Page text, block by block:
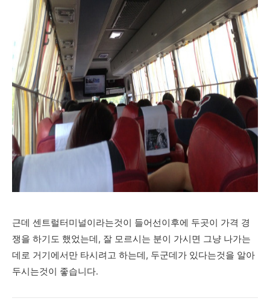
근데 센트럴터미널이라는것이 들어선이후에 두곳이 가격 경
쟁을 하기도 했었는데, 잘 모르시는 분이 가시면 그냥 나가는
데로 거기에서만 타시려고 하는데, 두군데가 있다는것을 알아
두시는것이 좋습니다.